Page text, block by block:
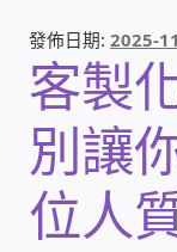
創辦人:林慶
頭份獅子
竹南百齡
發佈日期:2025-
客製
別讓
位人